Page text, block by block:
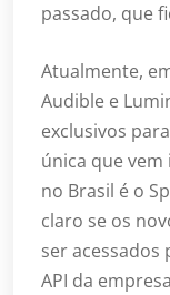
passado, que
Atualmente,
Audible e
exclusivos
única que
no Brasil é o
claro se os
ser
API da